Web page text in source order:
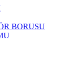
BORUSU